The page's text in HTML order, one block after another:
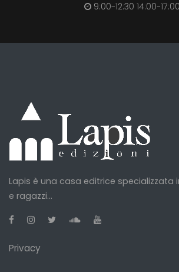
9:00-12:30 14:00-17:00
Lapis è una casa editrice specializzata
e ragazzi...
Privacy